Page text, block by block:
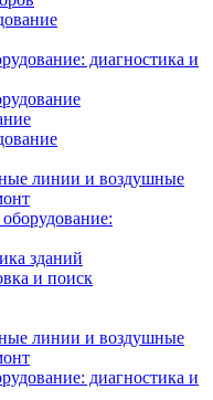
диагностика и
линии и воздушные
зданий
и поиск
линии и воздушные
диагностика и